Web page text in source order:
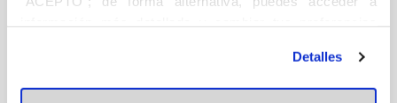
en el botón "Personalizar". Para más información puedes
visitar nuestra Política de Cookies
Detalles
de evangelizar la vida pública. Desde su creación en
1909, los miembros de la ACdP participan activamente
en la sociedad, trabajando por hacer presente en todos